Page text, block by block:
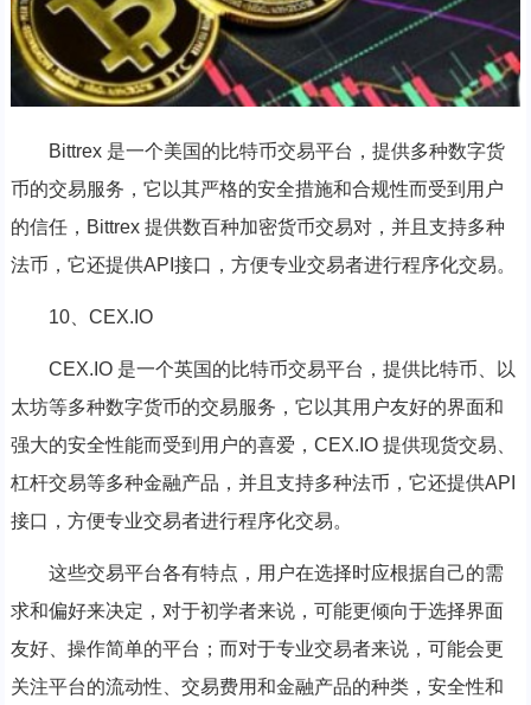
Bittrex 是一个美国的比特币交易平台，提供多种数字货
币的交易服务，它以其严格的安全措施和合规性而受到用户
的信任，Bittrex 提供数百种加密货币交易对，并且支持多种
法币，它还提供API接口，方便专业交易者进行程序化交易。
10、CEX.IO
CEX.IO 是一个英国的比特币交易平台，提供比特币、以
太坊等多种数字货币的交易服务，它以其用户友好的界面和
强大的安全性能而受到用户的喜爱，CEX.IO 提供现货交易、
杠杆交易等多种金融产品，并且支持多种法币，它还提供API
接口，方便专业交易者进行程序化交易。
这些交易平台各有特点，用户在选择时应根据自己的需
求和偏好来决定，对于初学者来说，可能更倾向于选择界面
友好、操作简单的平台；而对于专业交易者来说，可能会更
关注平台的流动性、交易费用和金融产品的种类，安全性和